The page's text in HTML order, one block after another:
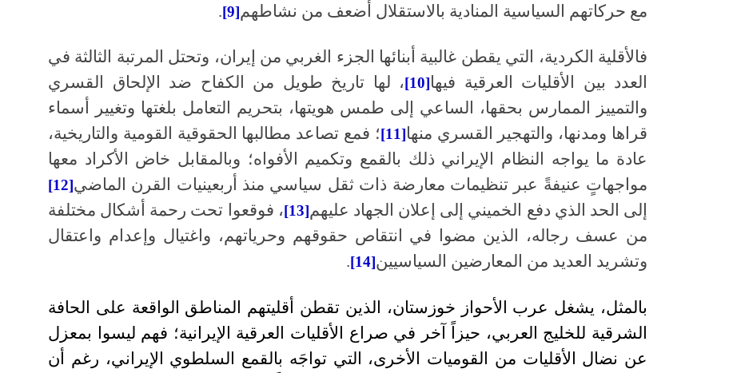
مع حركاتهم السياسية المنادية بالاستقلال أضعف من نشاطهم[9]
.
فالأقلية الكردية، التي يقطن غالبية أبنائها الجزء الغربي من إيران، وتحتل المرتبة الثالثة في
العدد بين الأقليات العرقية فيها[10]
، لها تاريخ طويل من الكفاح ضد الإلحاق القسري
والتمييز الممارس بحقها، الساعي إلى طمس هويتها، بتحريم التعامل بلغتها وتغيير أسماء
قراها ومدنها، والتهجير القسري منها[11]
؛ فمع تصاعد مطالبها الحقوقية القومية والتاريخية،
عادة ما يواجه النظام الإيراني ذلك بالقمع وتكميم الأفواه؛ وبالمقابل خاض الأكراد معها
مواجهاتٍ عنيفةً عبر تنظيمات معارضة ذات ثقل سياسي منذ أربعينيات القرن الماضي[12]
إلى الحد الذي دفع الخميني إلى إعلان الجهاد عليهم[13]
، فوقعوا تحت رحمة أشكال مختلفة
من عسف رجاله، الذين مضوا في انتقاص حقوقهم وحرياتهم، واغتيال وإعدام واعتقال
وتشريد العديد من المعارضين السياسيين[14]
.
بالمثل، يشغل عرب الأحواز خوزستان، الذين تقطن أقليتهم المناطق الواقعة على الحافة
الشرقية للخليج العربي، حيزاً آخر في صراع الأقليات العرقية الإيرانية؛ فهم ليسوا بمعزل
عن نضال الأقليات من القوميات الأخرى، التي تواجَه بالقمع السلطوي الإيراني، رغم أن